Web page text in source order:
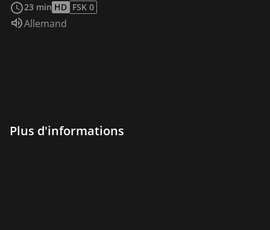
parents de Benedetta sont-ils censés participer au
concours ?
23 min HD FSK 0
Audio :
Allemand
Plus d'informations